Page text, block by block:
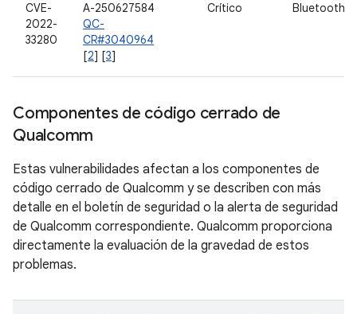
CVE-
2022-
33280
A-250627584
QC-
CR#3040964
[2] [3]
Crítico Bluetooth
Componentes de código cerrado de
Qualcomm
Estas vulnerabilidades afectan a los componentes de
código cerrado de Qualcomm y se describen con más
detalle en el boletín de seguridad o la alerta de seguridad
de Qualcomm correspondiente. Qualcomm proporciona
directamente la evaluación de la gravedad de estos
problemas.